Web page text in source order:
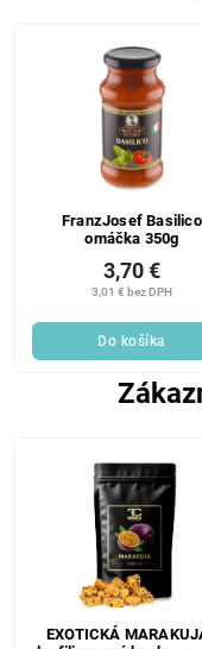
FranzJosef Basilico
omáčka 350g
3,01 € bez DPH
3,70 €
Do košíka
EXOTICKÁ